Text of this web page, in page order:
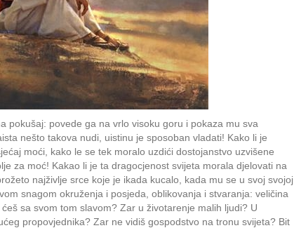
pokušaj: povede ga na vrlo visoku goru i pokaza mu sva
nešto takova nudi, uistinu je sposoban vladati! Kako li je
moći, kako le se tek moralo uzdići dostojanstvo uzvišene
za moć! Kakao li je ta dragocjenost svijeta morala djelovati na
najživlje srce koje je ikada kucalo, kada mu se u svoj svojoj
snagom okruženja i posjeda, oblikovanja i stvaranja: veličina
sa svom tom slavom? Zar u životarenje malih ljudi? U
propovjednika? Zar ne vidiš gospodstvo na tronu svijeta? Bit